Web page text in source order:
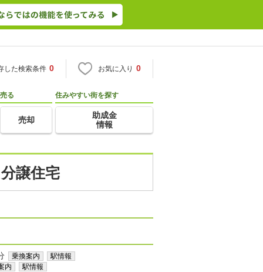
した検索条件 0 お気に入り 0
売る
売却
住みやすい街を探す
助成金
情報
譲住宅
乗換案内
駅情報
内
駅情報